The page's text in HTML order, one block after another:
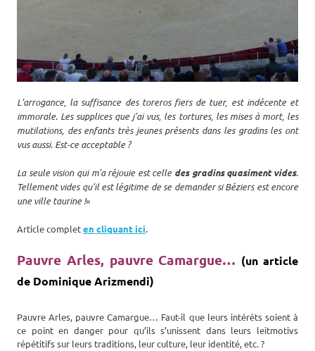
L’arrogance, la suffisance des toreros fiers de tuer, est indécente et
immorale. Les supplices que j’ai vus, les tortures, les mises à mort, les
mutilations, des enfants très jeunes présents dans les gradins les ont
vus aussi. Est-ce acceptable ?
La seule vision qui m’a réjouie est celle des gradins quasiment vides.
Tellement vides qu’il est légitime de se demander si Béziers est encore
une ville taurine !«
Article completen cliquant ici.
Pauvre Arles, pauvre Camargue… (un article
de Dominique Arizmendi)
Pauvre Arles, pauvre Camargue… Faut-il que leurs intérêts soient à
ce point en danger pour qu’ils s’unissent dans leurs leitmotivs
répétitifs sur leurs traditions, leur culture, leur identité, etc. ?